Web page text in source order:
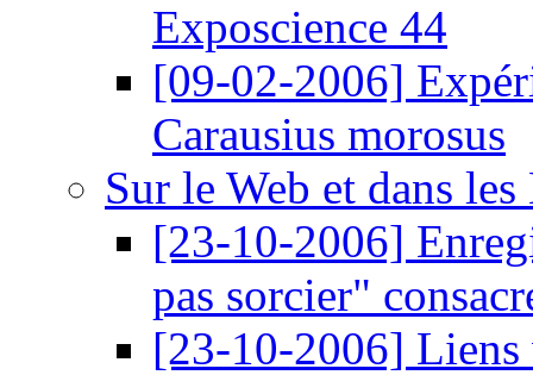
Exposcience 44
[09-02-2006]
Carausius morosus
Sur le Web et dans
[23-10-2006]
pas sorcier"
[23-10-2006] Liens